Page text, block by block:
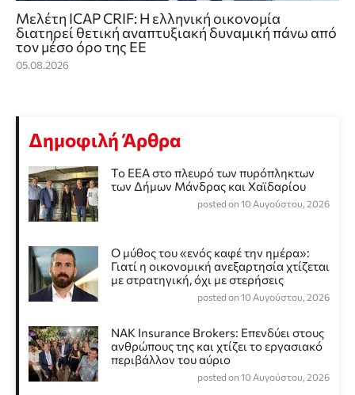
Μελέτη ICAP CRIF: Η ελληνική οικονομία
διατηρεί θετική αναπτυξιακή δυναμική πάνω από
τον μέσο όρο της ΕΕ
05.08.2026
Δημοφιλή Άρθρα
Το ΕΕΑ στο πλευρό των πυρόπληκτων
των Δήμων Μάνδρας και Χαϊδαρίου
posted on 10 Αυγούστου, 2026
Ο μύθος του «ενός καφέ την ημέρα»:
Γιατί η οικονομική ανεξαρτησία χτίζεται
με στρατηγική, όχι με στερήσεις
posted on 10 Αυγούστου, 2026
NAK Insurance Brokers: Επενδύει στους
ανθρώπους της και χτίζει το εργασιακό
περιβάλλον του αύριο
posted on 10 Αυγούστου, 2026